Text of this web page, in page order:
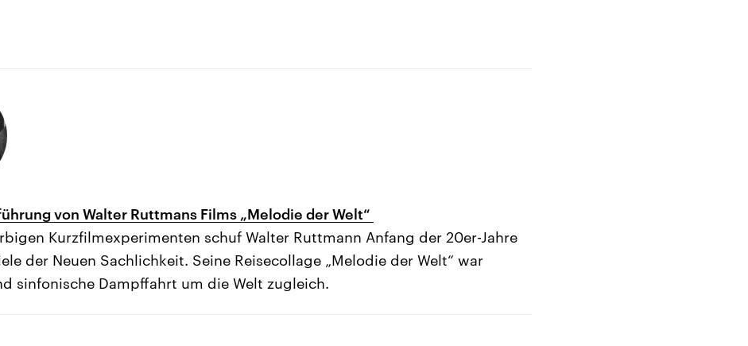
von Walter Ruttmans Films „Melodie der Welt“
Kurzfilmexperimenten schuf Walter Ruttmann Anfang der 20er-Jahre
der Neuen Sachlichkeit. Seine Reisecollage „Melodie der Welt“ war
sinfonische Dampffahrt um die Welt zugleich.